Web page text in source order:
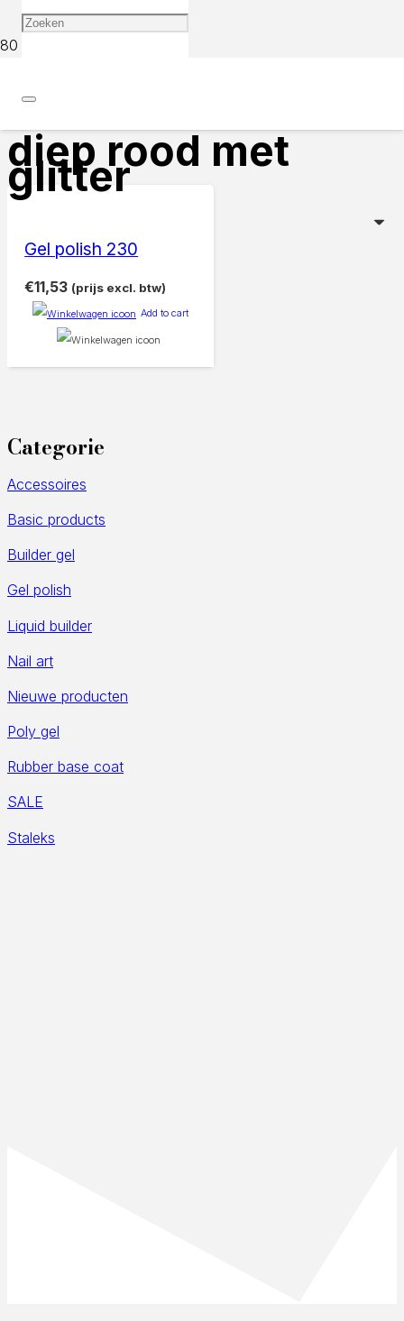
diep rood met
glitter
Gel polish 230
€11,53 (prijs excl. btw)
Add to cart
Categorie
Accessoires
Basic products
Builder gel
Gel polish
Liquid builder
Nail art
Nieuwe producten
Poly gel
Rubber base coat
SALE
Staleks